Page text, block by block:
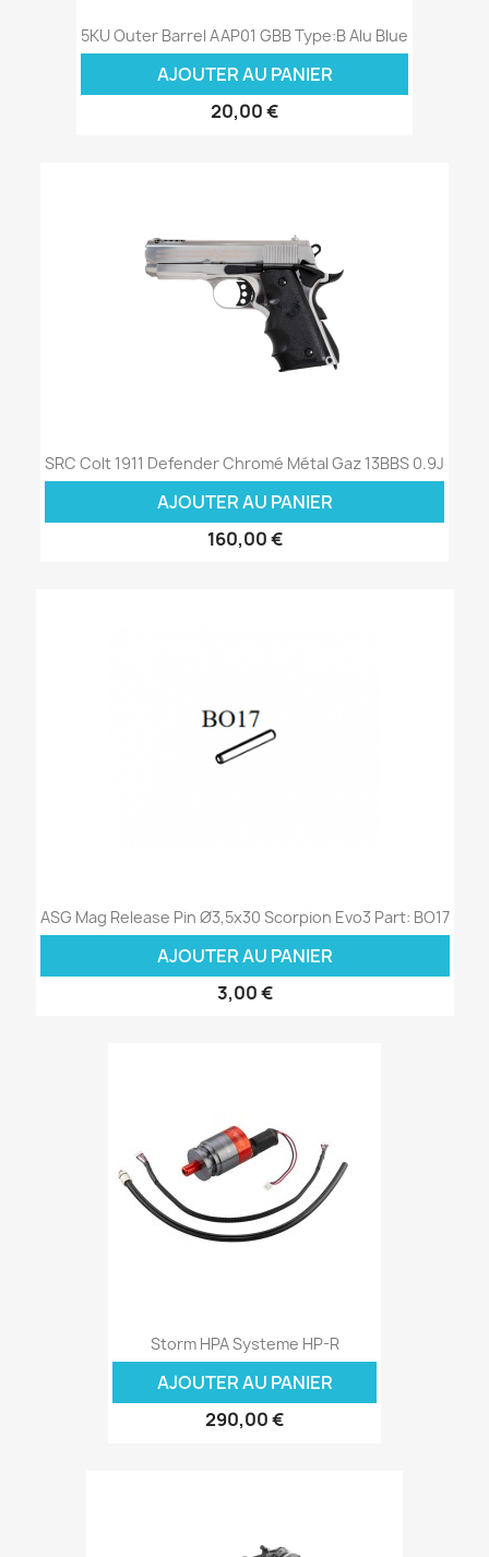
5KU Outer Barrel AAP01 GBB Type:B Alu Blue
AJOUTER AU PANIER
20,00 €
SRC Colt 1911 Defender Chromé Métal Gaz 13BBS 0.9J
AJOUTER AU PANIER
160,00 €
ASG Mag Release Pin Ø3,5x30 Scorpion Evo3 Part: BO17
AJOUTER AU PANIER
3,00 €
Storm HPA Systeme HP-R
AJOUTER AU PANIER
290,00 €